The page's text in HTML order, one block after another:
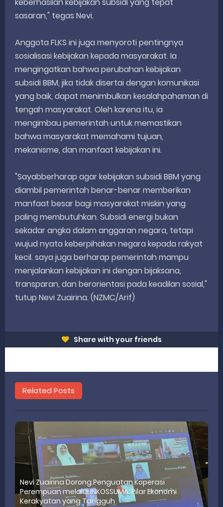
keberhasilan kebijakan subsidi yang tepat
sasaran," tegas Nevi.
Anggota FLKS ini juga menyoroti pentingnya
sosialisasi kebijakan kepada masyarakat. Ia
mengingatkan bahwa perubahan kebijakan
subsidi BBM, jika tidak disertai dengan komunikasi
yang baik, dapat menimbulkan kesalahpahaman di
tengah masyarakat. Oleh karena itu, ia
mengimbau pemerintah untuk memastikan
bahwa masyarakat memahami tujuan,
mekanisme, dan manfaat kebijakan ini.
"Sayabberharap agar kebijakan subsidi BBM yang
diambil pemerintah benar-benar memberikan
manfaat besar bagi masyarakat miskin yang
paling membutuhkan. Subsidi energi bukan
sekadar angka dalam anggaran negara, tetapi
wujud nyata keberpihakan negara kepada rakyat
kecil. saya juga berharap pemerintah mampu
menjalankan kebijakan ini dengan bijaksana,
transparan, dan berorientasi pada keadilan sosial,"
tutup Nevi Zuairina. (NZMC/Arif)
Share with your friends
Related Posts
Nevi Zuairina Dorong Penguatan Koperasi
Perempuan melalui INKOSSUMA: Pilar Ekonomi
Kerakyatan yang Tangguh